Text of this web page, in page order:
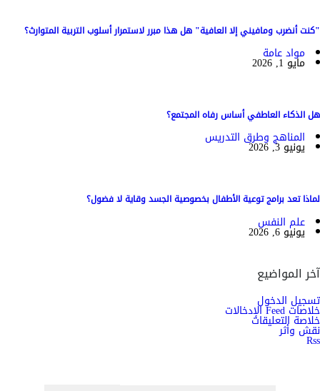
"كنت أنضرب ومافيني إلا العافية" هل هذا مبرر لاستمرار أسلوب التربية المتوارث؟
مواد عامة
مايو 1, 2026
هل الذكاء العاطفي أساس رفاه المجتمع؟
المناهج وطرق التدريس
يونيو 3, 2026
لماذا تعد برامج توعية الأطفال بخصوصية الجسد وقاية لا فضول؟
علم النفس
يونيو 6, 2026
آخر المواضيع
تسجيل الدخول
خلاصات Feed الإدخالات
خلاصة التعليقات
نقش وأثر
Rss